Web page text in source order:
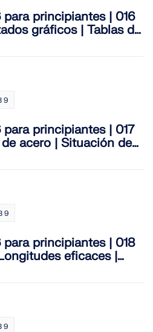
principiantes | 016
gráficos | Tablas de
9
principiantes | 017
acero | Situación de
9
principiantes | 018
eficaces |
9